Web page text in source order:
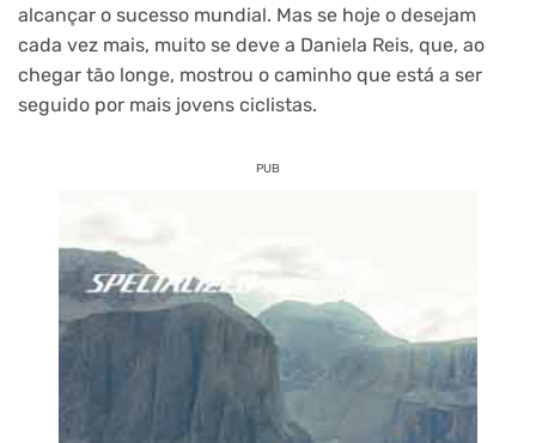
alcançar o sucesso mundial. Mas se hoje o desejam
cada vez mais, muito se deve a Daniela Reis, que, ao
chegar tão longe, mostrou o caminho que está a ser
seguido por mais jovens ciclistas.
PUB